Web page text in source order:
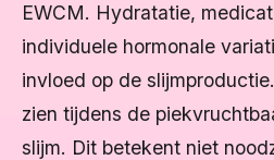
EWCM. Hydratatie,
individuele hormonale
invloed op de
zien tijdens de
slijm. Dit betekent niet